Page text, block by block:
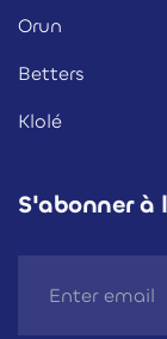
Orun
Betters
Klolé
S'abonner à